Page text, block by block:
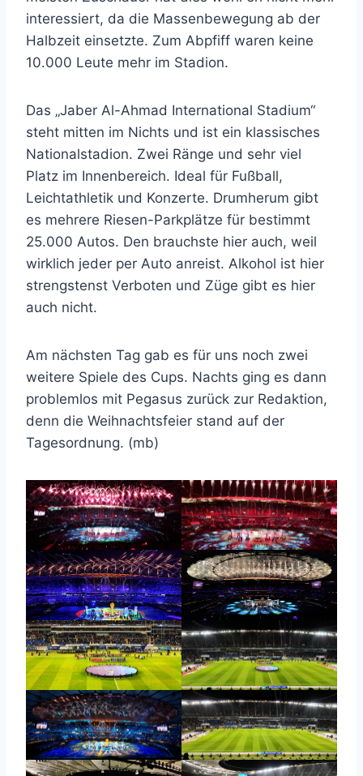
interessiert, da die Massenbewegung ab der
Halbzeit einsetzte. Zum Abpfiff waren keine
10.000 Leute mehr im Stadion.
Das „Jaber Al-Ahmad International Stadium“
steht mitten im Nichts und ist ein klassisches
Nationalstadion. Zwei Ränge und sehr viel
Platz im Innenbereich. Ideal für Fußball,
Leichtathletik und Konzerte. Drumherum gibt
es mehrere Riesen-Parkplätze für bestimmt
25.000 Autos. Den brauchste hier auch, weil
wirklich jeder per Auto anreist. Alkohol ist hier
strengstenst Verboten und Züge gibt es hier
auch nicht.
Am nächsten Tag gab es für uns noch zwei
weitere Spiele des Cups. Nachts ging es dann
problemlos mit Pegasus zurück zur Redaktion,
denn die Weihnachtsfeier stand auf der
Tagesordnung. (mb)